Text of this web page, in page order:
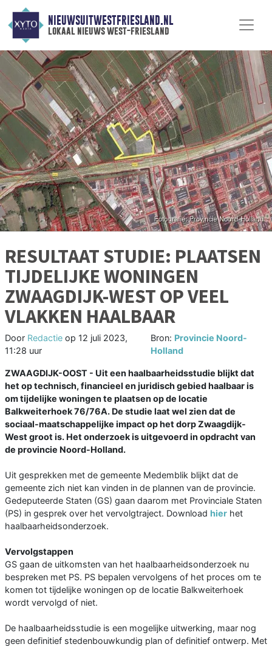
NIEUWSUITWESTFRIESLAND.NL
lokaal nieuws west-friesland
RESULTAAT STUDIE: PLAATSEN
TIJDELIJKE WONINGEN
ZWAAGDIJK-WEST OP VEEL
VLAKKEN HAALBAAR
Door Redactie op 12 juli 2023,
11:28 uur
Bron: Provincie Noord-
Holland
ZWAAGDIJK-OOST - Uit een haalbaarheidsstudie blijkt dat
het op technisch, financieel en juridisch gebied haalbaar is
om tijdelijke woningen te plaatsen op de locatie
Balkweiterhoek 76/76A. De studie laat wel zien dat de
sociaal-maatschappelijke impact op het dorp Zwaagdijk-
West groot is. Het onderzoek is uitgevoerd in opdracht van
de provincie Noord-Holland.
Uit gesprekken met de gemeente Medemblik blijkt dat de
gemeente zich niet kan vinden in de plannen van de provincie.
Gedeputeerde Staten (GS) gaan daarom met Provinciale Staten
(PS) in gesprek over het vervolgtraject. Download hier het
haalbaarheidsonderzoek.
Vervolgstappen
GS gaan de uitkomsten van het haalbaarheidsonderzoek nu
bespreken met PS. PS bepalen vervolgens of het proces om te
komen tot tijdelijke woningen op de locatie Balkweiterhoek
wordt vervolgd of niet.
De haalbaarheidsstudie is een mogelijke uitwerking, maar nog
geen definitief stedenbouwkundig plan of definitief ontwerp. Met